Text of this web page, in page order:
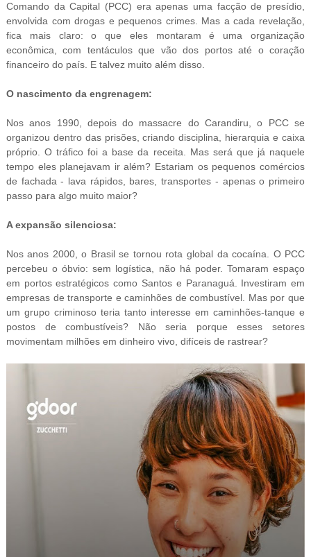
Comando da Capital (PCC) era apenas uma facção de presídio,
envolvida com drogas e pequenos crimes. Mas a cada revelação,
fica mais claro: o que eles montaram é uma organização
econômica, com tentáculos que vão dos portos até o coração
financeiro do país. E talvez muito além disso.
O nascimento da engrenagem:
Nos anos 1990, depois do massacre do Carandiru, o PCC se
organizou dentro das prisões, criando disciplina, hierarquia e caixa
próprio. O tráfico foi a base da receita. Mas será que já naquele
tempo eles planejavam ir além? Estariam os pequenos comércios
de fachada - lava rápidos, bares, transportes - apenas o primeiro
passo para algo muito maior?
A expansão silenciosa:
Nos anos 2000, o Brasil se tornou rota global da cocaína. O PCC
percebeu o óbvio: sem logística, não há poder. Tomaram espaço
em portos estratégicos como Santos e Paranaguá. Investiram em
empresas de transporte e caminhões de combustível. Mas por que
um grupo criminoso teria tanto interesse em caminhões-tanque e
postos de combustíveis? Não seria porque esses setores
movimentam milhões em dinheiro vivo, difíceis de rastrear?